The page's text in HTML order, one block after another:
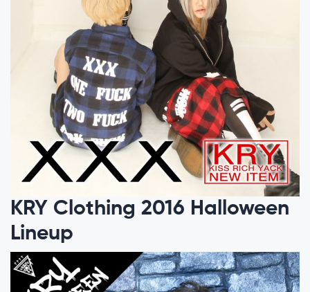
KRY Clothing 2016 Halloween
Lineup